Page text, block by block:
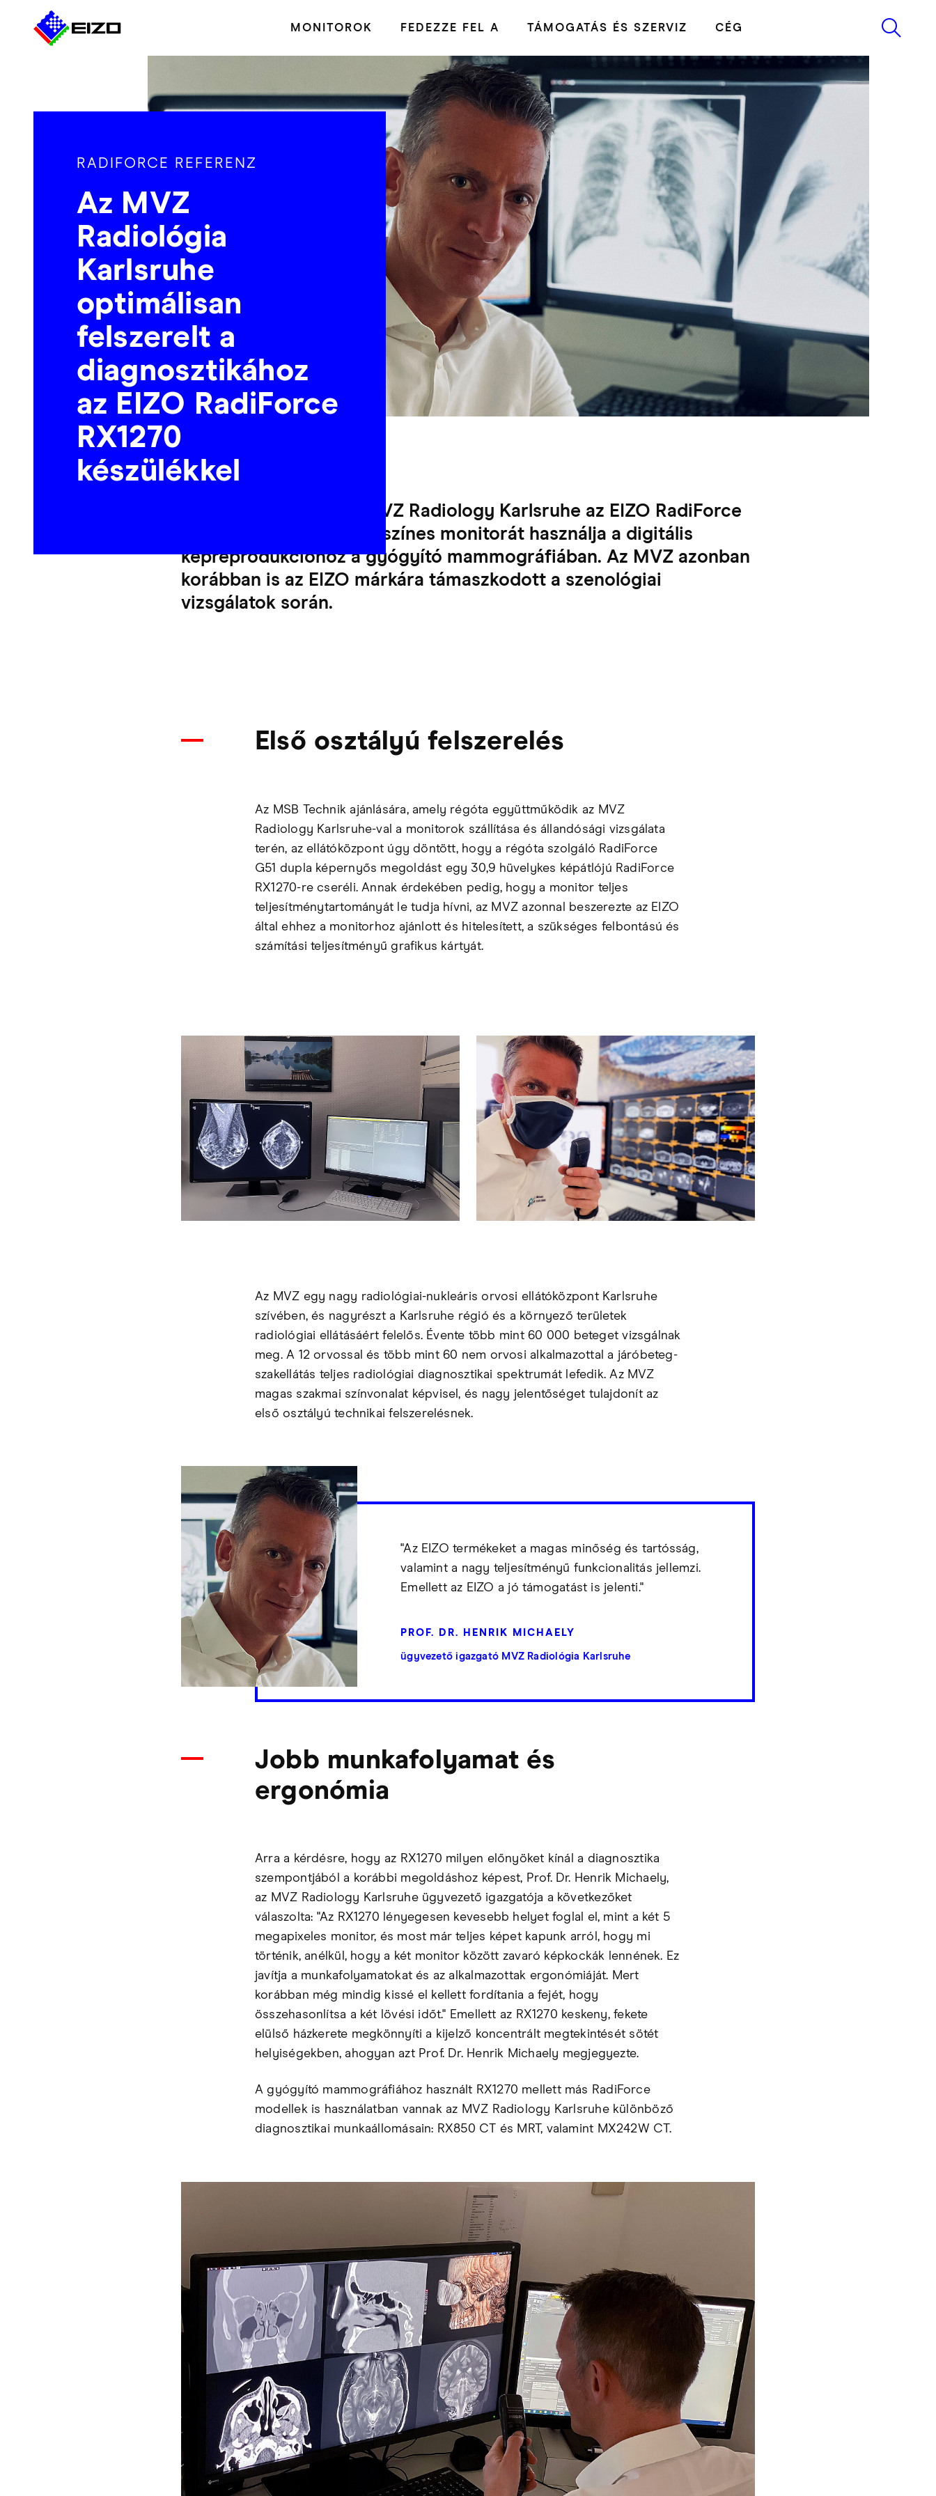
MONITOROK FEDEZZE FEL A TÁMOGATÁS ÉS SZERVIZ CÉG
RADIFORCE REFERENZ
Az MVZ
Radiológia
Karlsruhe
optimálisan
felszerelt a
diagnosztikához
az EIZO RadiForce
RX1270
készülékkel
2021 márciusa óta az MVZ Radiology Karlsruhe az EIZO RadiForce
RX1270 12 megapixeles színes monitorát használja a digitális
képreprodukcióhoz a gyógyító mammográfiában. Az MVZ azonban
korábban is az EIZO márkára támaszkodott a szenológiai
vizsgálatok során.
Első osztályú felszerelés
Az MSB Technik ajánlására, amely régóta együttműködik az MVZ
Radiology Karlsruhe-val a monitorok szállítása és állandósági vizsgálata
terén, az ellátóközpont úgy döntött, hogy a régóta szolgáló RadiForce
G51 dupla képernyős megoldást egy 30,9 hüvelykes képátlójú RadiForce
RX1270-re cseréli. Annak érdekében pedig, hogy a monitor teljes
teljesítménytartományát le tudja hívni, az MVZ azonnal beszerezte az EIZO
által ehhez a monitorhoz ajánlott és hitelesített, a szükséges felbontású és
számítási teljesítményű grafikus kártyát.
Az MVZ egy nagy radiológiai-nukleáris orvosi ellátóközpont Karlsruhe
szívében, és nagyrészt a Karlsruhe régió és a környező területek
radiológiai ellátásáért felelős. Évente több mint 60 000 beteget vizsgálnak
meg. A 12 orvossal és több mint 60 nem orvosi alkalmazottal a járóbeteg-
szakellátás teljes radiológiai diagnosztikai spektrumát lefedik. Az MVZ
magas szakmai színvonalat képvisel, és nagy jelentőséget tulajdonít az
első osztályú technikai felszerelésnek.
"Az EIZO termékeket a magas minőség és tartósság,
valamint a nagy teljesítményű funkcionalitás jellemzi.
Emellett az EIZO a jó támogatást is jelenti."
PROF. DR. HENRIK MICHAELY
ügyvezető igazgató MVZ Radiológia Karlsruhe
Jobb munkafolyamat és
ergonómia
Arra a kérdésre, hogy az RX1270 milyen előnyöket kínál a diagnosztika
szempontjából a korábbi megoldáshoz képest, Prof. Dr. Henrik Michaely,
az MVZ Radiology Karlsruhe ügyvezető igazgatója a következőket
válaszolta: "Az RX1270 lényegesen kevesebb helyet foglal el, mint a két 5
megapixeles monitor, és most már teljes képet kapunk arról, hogy mi
történik, anélkül, hogy a két monitor között zavaró képkockák lennének. Ez
javítja a munkafolyamatokat és az alkalmazottak ergonómiáját. Mert
korábban még mindig kissé el kellett fordítania a fejét, hogy
összehasonlítsa a két lövési időt." Emellett az RX1270 keskeny, fekete
elülső házkerete megkönnyíti a kijelző koncentrált megtekintését sötét
helyiségekben, ahogyan azt Prof. Dr. Henrik Michaely megjegyezte.
A gyógyító mammográfiához használt RX1270 mellett más RadiForce
modellek is használatban vannak az MVZ Radiology Karlsruhe különböző
diagnosztikai munkaállomásain: RX850 CT és MRT, valamint MX242W CT.